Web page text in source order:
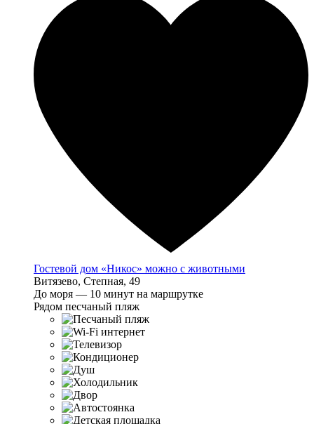
Гостевой дом «Никос» можно с животными
Витязево, Степная, 49
До моря — 10 минут на маршрутке
Рядом песчаный пляж